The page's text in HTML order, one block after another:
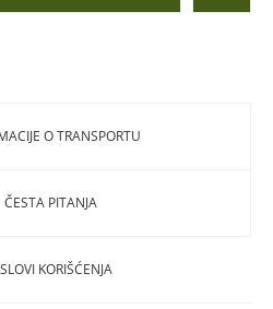
O TRANSPORTU
ČESTA PITANJA
KORIŠĆENJA